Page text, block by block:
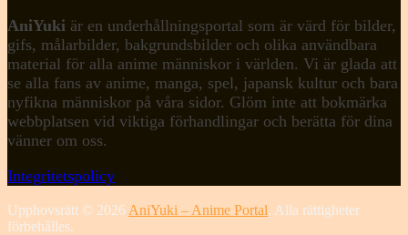
AniYuki är en underhållningsportal som är värd för bilder,
gifs, målarbilder, bakgrundsbilder och olika användbara
material för alla anime människor i världen. Vi är glada att
se alla fans av anime, manga, spel, japansk kultur och bara
nyfikna människor på våra sidor. Glöm inte att bokmärka
webbplatsen vid viktiga förhandlingar och berätta för dina
vänner om oss.
Integritetspolicy
Upphovsrätt © 2026 AniYuki – Anime Portal. Alla rättigheter
förbehålles.